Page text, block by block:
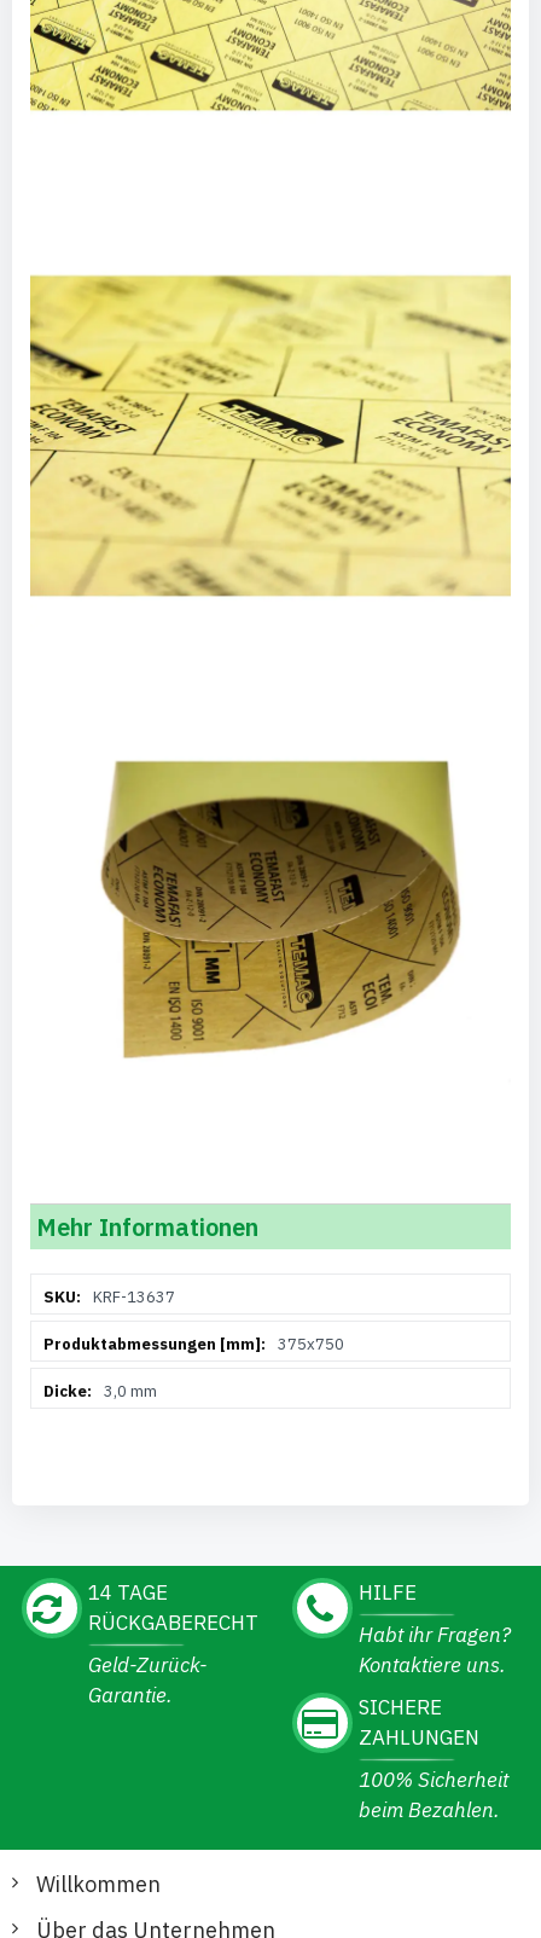
Mehr Informationen
InformationenKRF-13637
375x750
3,0 mm
14 TAGE
RÜCKGABERECHT
Geld-Zurück-
Garantie.
HILFE
Habt ihr Fragen?
Kontaktiere uns.
SICHERE
ZAHLUNGEN
100% Sicherheit
beim Bezahlen.
Willkommen
Über das Unternehmen